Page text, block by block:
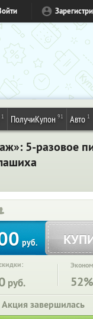
1 ПолучиКупон 91 Авто 1
5-разовое
руб.
руб. 52%
Акция завершилась